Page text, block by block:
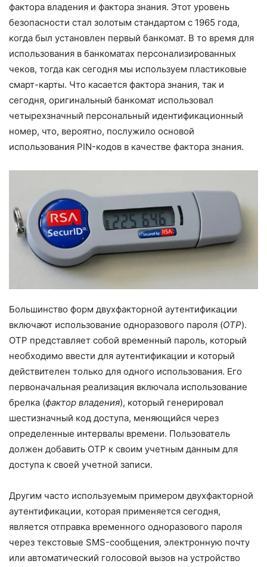
фактора владения и фактора знания. Этот уровень
безопасности стал золотым стандартом с 1965 года,
когда был установлен первый банкомат. В то время для
использования в банкоматах персонализированных
чеков, тогда как сегодня мы используем пластиковые
смарт-карты. Что касается фактора знания, так и
сегодня, оригинальный банкомат использовал
четырехзначный персональный идентификационный
номер, что, вероятно, послужило основой
использования PIN-кодов в качестве фактора знания.
Большинство форм двухфакторной аутентификации
включают использование одноразового пароля (OTP).
OTP представляет собой временный пароль, который
необходимо ввести для аутентификации и который
действителен только для одного использования. Его
первоначальная реализация включала использование
брелка (фактор владения), который генерировал
шестизначный код доступа, меняющийся через
определенные интервалы времени. Пользователь
должен добавить OTP к своим учетным данным для
доступа к своей учетной записи.
Другим часто используемым примером двухфакторной
аутентификации, которая применяется сегодня,
является отправка временного одноразового пароля
через текстовые SMS-сообщения, электронную почту
или автоматический голосовой вызов на устройство